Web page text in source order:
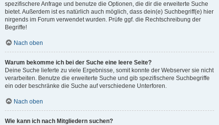
spezifischere Anfrage und benutze die Optionen, die dir die erweiterte Suche
bietet. Außerdem ist es natürlich auch möglich, dass dein(e) Suchbegriff(e) hier
nirgends im Forum verwendet wurden. Prüfe ggf. die Rechtschreibung der
Begriffe!
Nach oben
Warum bekomme ich bei der Suche eine leere Seite?
Deine Suche lieferte zu viele Ergebnisse, somit konnte der Webserver sie nicht
verarbeiten. Benutze die erweiterte Suche und gib spezifischere Suchbegriffe
ein oder beschränke die Suche auf verschiedene Unterforen.
Nach oben
Wie kann ich nach Mitgliedern suchen?